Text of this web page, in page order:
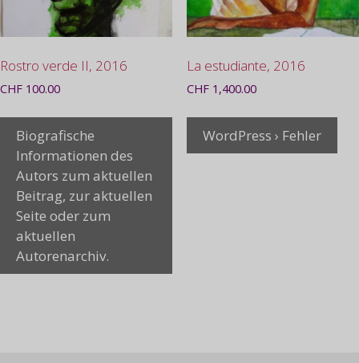
Rostro verde II, 2016
CHF 100.00
Biografische
Informationen des
Autors zum aktuellen
Beitrag, zur aktuellen
Seite oder zum
aktuellen
Autorenarchiv.
La estudiante, 2016
CHF1,400.00
WordPress › Fehler